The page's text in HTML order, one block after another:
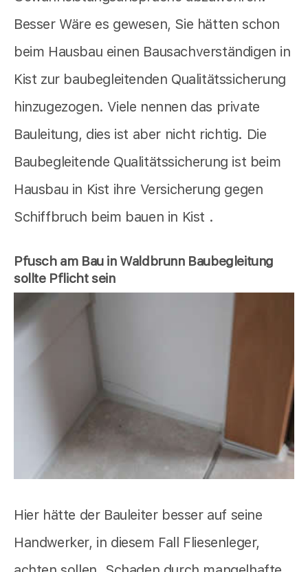
Besser Wäre es gewesen, Sie hätten schon
beim Hausbau einen Bausachverständigen in
Kist zur baubegleitenden Qualitätssicherung
hinzugezogen. Viele nennen das private
Bauleitung, dies ist aber nicht richtig. Die
Baubegleitende Qualitätssicherung ist beim
Hausbau in Kist ihre Versicherung gegen
Schiffbruch beim bauen in Kist .
Pfusch am Bau in Waldbrunn Baubegleitung
sollte Pflicht sein
Hier hätte der Bauleiter besser auf seine
Handwerker, in diesem Fall Fliesenleger,